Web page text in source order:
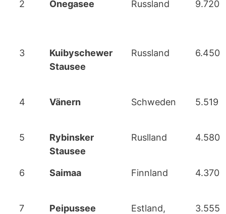
2 Onegasee Russland 9.720
3
Kuibyschewer
Stausee
Russland 6.450
4 Vänern Schweden 5.519
5
Rybinsker
Stausee
Ruslland 4.580
6 Saimaa Finnland 4.370
7 Peipussee
Estland,
3.555